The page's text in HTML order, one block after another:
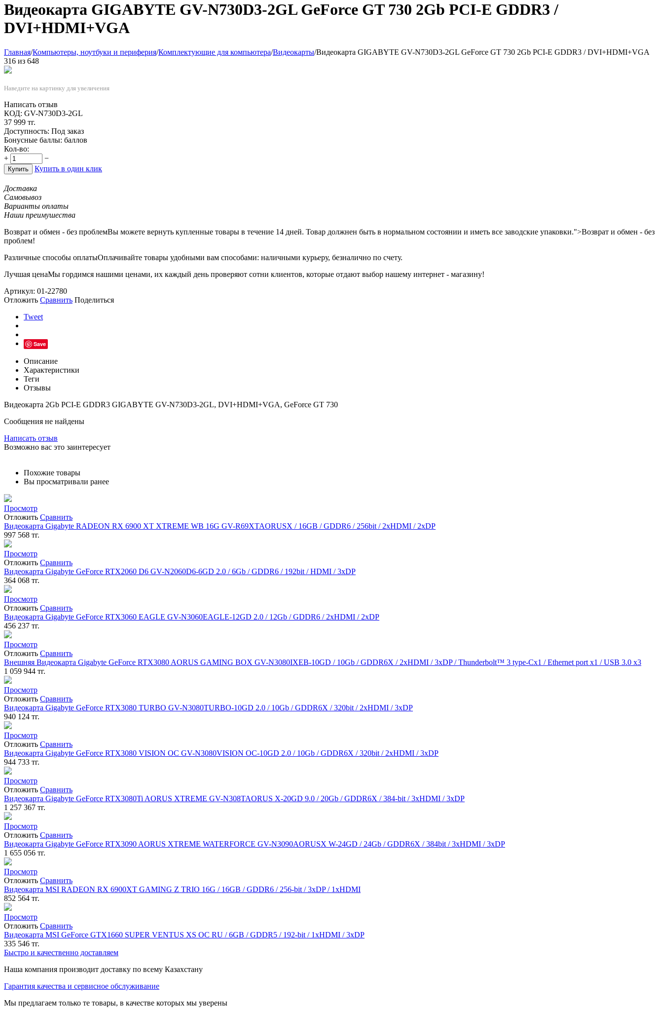
Видеокарта GIGABYTE GV-N730D3-2GL GeForce GT 730 2Gb PCI-E GDDR3 /
DVI+HDMI+VGA
Главная/Компьютеры, ноутбуки и периферия/Комплектующие для компьютера/Видеокарты/Видеокарта GIGABYTE GV-N730D3-2GL GeForce GT 730 2Gb PCI-E GDDR3 / DVI+HDMI+VGA
316 из 648
Наведите на картинку для увеличения
Написать отзыв
КОД: GV-N730D3-2GL
37 999 тг.
Доступность: Под заказ
Бонусные баллы: баллов
Кол-во:
+
−
Купить Купить в один клик
Доставка
Самовывоз
Варианты оплаты
Наши преимушества
Возврат и обмен - без проблемВы можете вернуть купленные товары в течение 14 дней. Товар должнен быть в нормальном состоянии и иметь все заводские упаковки.">Возврат и обмен - без
проблем!
Различные способы оплатыОплачивайте товары удобными вам способами: наличными курьеру, безналично по счету.
Лучшая ценаМы гордимся нашими ценами, их каждый день проверяют сотни клиентов, которые отдают выбор нашему интернет - магазину!
Артикул: 01-22780
Отложить Сравнить Поделиться
Tweet
Save
Описание
Характеристики
Теги
Отзывы
Видеокарта 2Gb PCI-E GDDR3 GIGABYTE GV-N730D3-2GL, DVI+HDMI+VGA, GeForce GT 730
Сообщения не найдены
Написать отзыв
Возможно вас это заинтересует
Похожие товары
Вы просматривали ранее
Просмотр
Отложить Сравнить
Видеокарта Gigabyte RADEON RX 6900 XT XTREME WB 16G GV-R69XTAORUSX / 16GB / GDDR6 / 256bit / 2xHDMI / 2xDP
997 568 тг.
Просмотр
Отложить Сравнить
Видеокарта Gigabyte GeForce RTX2060 D6 GV-N2060D6-6GD 2.0 / 6Gb / GDDR6 / 192bit / HDMI / 3xDP
364 068 тг.
Просмотр
Отложить Сравнить
Видеокарта Gigabyte GeForce RTX3060 EAGLE GV-N3060EAGLE-12GD 2.0 / 12Gb / GDDR6 / 2xHDMI / 2xDP
456 237 тг.
Просмотр
Отложить Сравнить
Внешняя Видеокарта Gigabyte GeForce RTX3080 AORUS GAMING BOX GV-N3080IXEB-10GD / 10Gb / GDDR6X / 2xHDMI / 3xDP / Thunderbolt™ 3 type-Cx1 / Ethernet port x1 / USB 3.0 x3
1 059 944 тг.
Просмотр
Отложить Сравнить
Видеокарта Gigabyte GeForce RTX3080 TURBO GV-N3080TURBO-10GD 2.0 / 10Gb / GDDR6X / 320bit / 2xHDMI / 3xDP
940 124 тг.
Просмотр
Отложить Сравнить
Видеокарта Gigabyte GeForce RTX3080 VISION OC GV-N3080VISION OC-10GD 2.0 / 10Gb / GDDR6X / 320bit / 2xHDMI / 3xDP
944 733 тг.
Просмотр
Отложить Сравнить
Видеокарта Gigabyte GeForce RTX3080Ti AORUS XTREME GV-N308TAORUS X-20GD 9.0 / 20Gb / GDDR6X / 384-bit / 3xHDMI / 3xDP
1 257 367 тг.
Просмотр
Отложить Сравнить
Видеокарта Gigabyte GeForce RTX3090 AORUS XTREME WATERFORCE GV-N3090AORUSX W-24GD / 24Gb / GDDR6X / 384bit / 3xHDMI / 3xDP
1 655 056 тг.
Просмотр
Отложить Сравнить
Видеокарта MSI RADEON RX 6900XT GAMING Z TRIO 16G / 16GB / GDDR6 / 256-bit / 3xDP / 1xHDMI
852 564 тг.
Просмотр
Отложить Сравнить
Видеокарта MSI GeForce GTX1660 SUPER VENTUS XS OC RU / 6GB / GDDR5 / 192-bit / 1xHDMI / 3xDP
335 546 тг.
Быстро и качественно доставляем
Наша компания производит доставку по всему Казахстану
Гарантия качества и сервисное обслуживание
Мы предлагаем только те товары, в качестве которых мы уверены